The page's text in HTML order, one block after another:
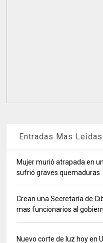
Entradas Mas Leidas
Mujer murió atrapada en
sufrió graves quemaduras
Crean una Secretaría de
mas funcionarios al
Nuevo corte de luz hoy en